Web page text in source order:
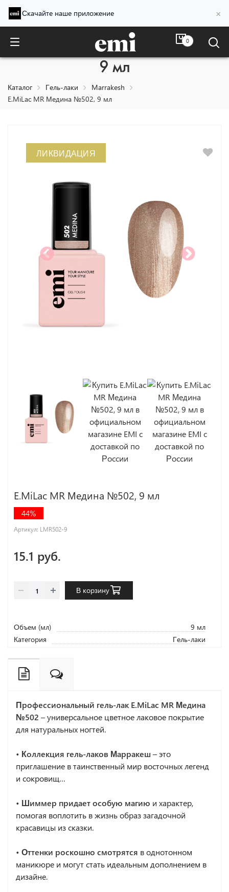
Скачайте наше приложение ×
0
E.MiLac MR Медина №502,
9 мл
Каталог Гель-лаки
Marrakesh
E.MiLac MR Медина №502, 9 мл
ЛИКВИДАЦИЯ
E.MiLac MR Медина №502, 9 мл
44%
Артикул: LMR502-9
15.1 руб.
В корзину
Объем (мл)
9 мл
Категория
Гель-лаки
Профессиональный гель-лак E.MiLac MR Медина
№502 – универсальное цветное лаковое покрытие
для натуральных ногтей.
• Коллекция гель-лаков Марракеш – это
приглашение в таинственный мир восточных легенд
и сокровищ…
• Шиммер придает особую магию и характер,
помогая воплотить в жизнь образ загадочной
красавицы из сказки.
• Оттенки роскошно смотрятся в однотонном
маникюре и могут стать идеальным дополнением в
дизайне.